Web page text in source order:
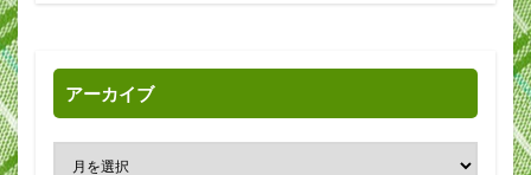
アーカイブ